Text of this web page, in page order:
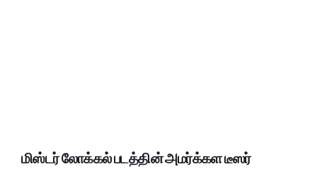
மிஸ்டர் லோக்கல் படத்தின் அமர்க்கள டீஸர்